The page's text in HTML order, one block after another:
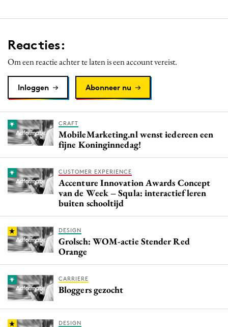
Reacties:
Om een reactie achter te laten is een account vereist.
Inloggen Abonneer nu
CRAFT
MobileMarketing.nl wenst iedereen een
fijne Koninginnedag!
CUSTOMER EXPERIENCE
Accenture Innovation Awards Concept
van de Week – Squla: interactief leren
buiten schooltijd
DESIGN
Grolsch: WOM-actie Stender Red
Orange
CARRIERE
Bloggers gezocht
DESIGN